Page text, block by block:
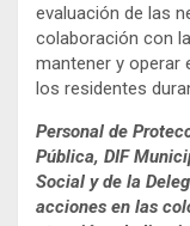
evaluación de las
colaboración con
mantener y operar
los residentes
Personal de
Pública, DIF
Social y de la
acciones en las